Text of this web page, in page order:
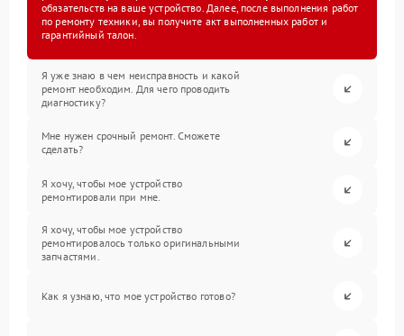
обязательств на ваше устройство. Далее, после выполнения работ
по ремонту техники, вы получите акт выполненных работ и
гарантийный талон.
Я уже знаю в чем неисправность и какой
ремонт необходим. Для чего проводить
диагностику?
Мне нужен срочный ремонт. Сможете
сделать?
Я хочу, чтобы мое устройство
ремонтировали при мне.
Я хочу, чтобы мое устройство
ремонтировалось только оригинальными
запчастями.
Как я узнаю, что мое устройство готово?